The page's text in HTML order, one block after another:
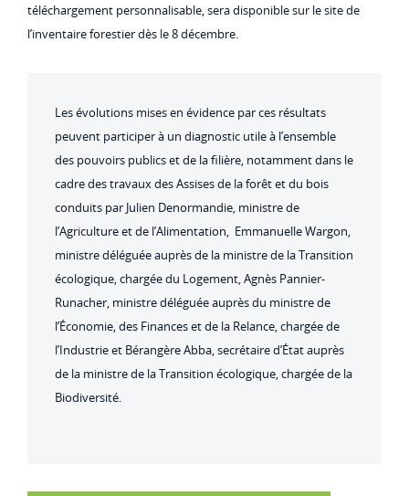
téléchargement personnalisable, sera disponible sur le site de
l’inventaire forestier dès le 8 décembre.
Les évolutions mises en évidence par ces résultats
peuvent participer à un diagnostic utile à l’ensemble
des pouvoirs publics et de la filière, notamment dans le
cadre des travaux des Assises de la forêt et du bois
conduits par Julien Denormandie, ministre de
l’Agriculture et de l’Alimentation, Emmanuelle Wargon,
ministre déléguée auprès de la ministre de la Transition
écologique, chargée du Logement, Agnès Pannier-
Runacher, ministre déléguée auprès du ministre de
l’Économie, des Finances et de la Relance, chargée de
l’Industrie et Bérangère Abba, secrétaire d’État auprès
de la ministre de la Transition écologique, chargée de la
Biodiversité.